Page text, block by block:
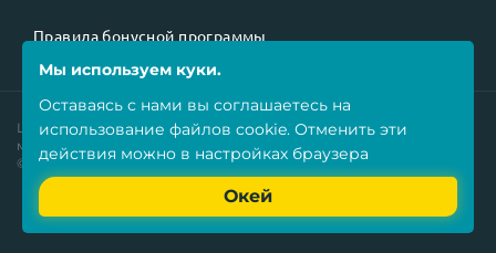
Правила бонусной программы
Мы используем куки.
Оставаясь с нами вы соглашаетесь на
использование файлов cookie. Отменить эти
действия можно в настройках браузера
Окей
Цены на товарыне являются публичной офертойи могут
меняться в зависимости от курса валют.
©2026 Все права защищены.